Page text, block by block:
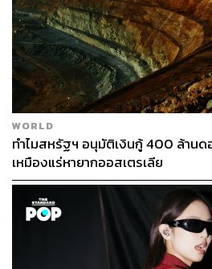
WORLD
ทำไมสหรัฐฯ อนุมัติเงินกู้ 400 ล้านด
เหมืองแร่หายากออสเตรเลีย